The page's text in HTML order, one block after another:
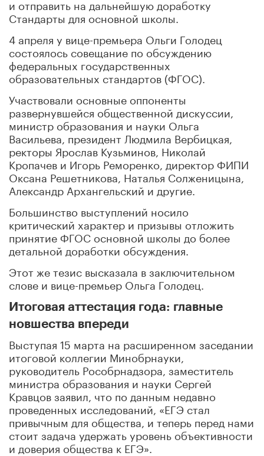
и отправить на дальнейшую доработку
Стандарты для основной школы.
4 апреля у вице-премьера Ольги Голодец
состоялось совещание по обсуждению
федеральных государственных
образовательных стандартов (ФГОС).
Участвовали основные оппоненты
развернувшейся общественной дискуссии,
министр образования и науки Ольга
Васильева, президент Людмила Вербицкая,
ректоры Ярослав Кузьминов, Николай
Кропачев и Игорь Реморенко, директор ФИПИ
Оксана Решетникова, Наталья Солженицына,
Александр Архангельский и другие.
Большинство выступлений носило
критический характер и призывы отложить
принятие ФГОС основной школы до более
детальной доработки обсуждения.
Этот же тезис высказала в заключительном
слове и вице-премьер Ольга Голодец.
Итоговая аттестация года: главные
новшества впереди
Выступая 15 марта на расширенном заседании
итоговой коллегии Минобрнауки,
руководитель Рособрнадзора, заместитель
министра образования и науки Сергей
Кравцов заявил, что по данным недавно
проведенных исследований, «ЕГЭ стал
привычным для общества, и теперь перед нами
стоит задача удержать уровень объективности
и доверия общества к ЕГЭ».